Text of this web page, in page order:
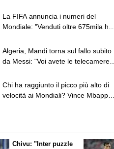
La FIFA annuncia i numeri del
Mondiale: "Venduti oltre 675mila hot
Algeria, Mandi torna sul fallo subito
da Messi: "Voi avete le telecamere,
Chi ha raggiunto il picco più alto di
velocità ai Mondiali? Vince Mbappé
Chivu: "Inter puzzle